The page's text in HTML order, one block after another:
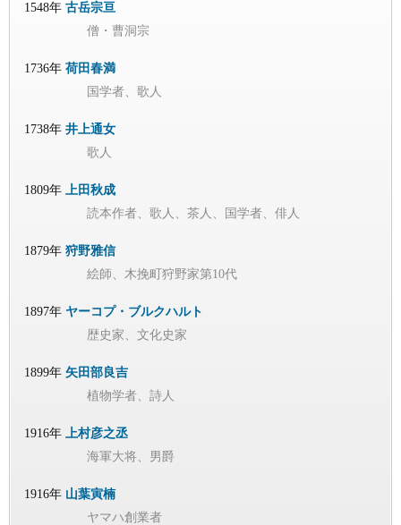
1548年 古岳宗亘
僧・曹洞宗
1736年 荷田春満
国学者、歌人
1738年 井上通女
歌人
1809年 上田秋成
読本作者、歌人、茶人、国学者、俳人
1879年 狩野雅信
絵師、木挽町狩野家第10代
1897年 ヤーコプ・ブルクハルト
歴史家、文化史家
1899年 矢田部良吉
植物学者、詩人
1916年 上村彦之丞
海軍大将、男爵
1916年 山葉寅楠
ヤマハ創業者